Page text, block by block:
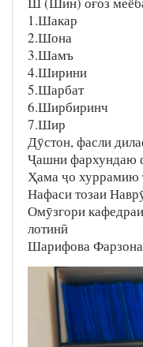
1.Шакар
2.Шона
3.Шамъ
4.Ширини
5.Шарбат
6.Ширбиринч
7.Шир
Дӯстон, фасли
Ҷашни фархундаю
Ҳама ҷо хуррамию
Нафаси тозаи
Омӯзгори
лотинӣ
Шарифова